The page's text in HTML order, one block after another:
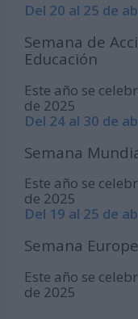
Del 20 al 25 de
Semana de
Educación
Este año se
de 2025
Del 24 al 30 de
Semana
Este año se
de 2025
Del 19 al 25 de
Semana
Este año se
de 2025